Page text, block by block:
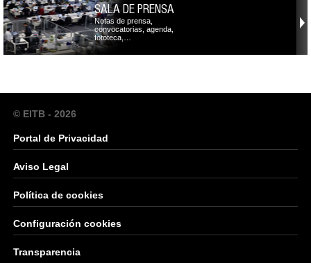
SALA DE PRENSA
Notas de prensa,
convocatorias, agenda,
fototeca,…
© EITB - 2026
Portal de Privacidad
Aviso Legal
Política de cookies
Configuración cookies
Transparencia